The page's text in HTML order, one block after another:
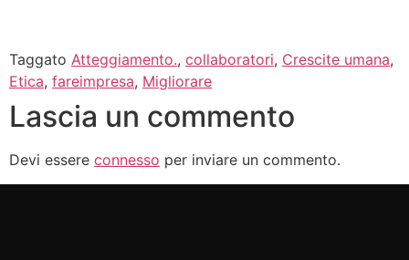
Taggato Atteggiamento., collaboratori, Crescite umana,
Etica, fareimpresa, Migliorare
Lascia un commento
Devi essere connesso per inviare un commento.